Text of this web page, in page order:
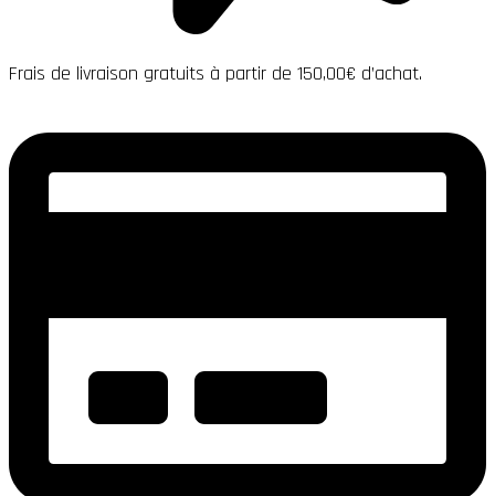
Frais de livraison gratuits à partir de 150,00€ d’achat.